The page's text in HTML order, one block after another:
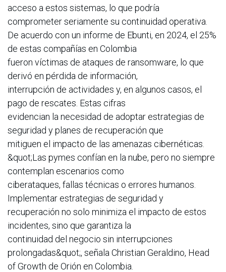
acceso a estos sistemas, lo que podría
comprometer seriamente su continuidad operativa.
De acuerdo con un informe de Ebunti, en 2024, el 25%
de estas compañías en Colombia
fueron víctimas de ataques de ransomware, lo que
derivó en pérdida de información,
interrupción de actividades y, en algunos casos, el
pago de rescates. Estas cifras
evidencian la necesidad de adoptar estrategias de
seguridad y planes de recuperación que
mitiguen el impacto de las amenazas cibernéticas.
&quot;Las pymes confían en la nube, pero no siempre
contemplan escenarios como
ciberataques, fallas técnicas o errores humanos.
Implementar estrategias de seguridad y
recuperación no solo minimiza el impacto de estos
incidentes, sino que garantiza la
continuidad del negocio sin interrupciones
prolongadas&quot;, señala Christian Geraldino, Head
of Growth de Orión en Colombia.